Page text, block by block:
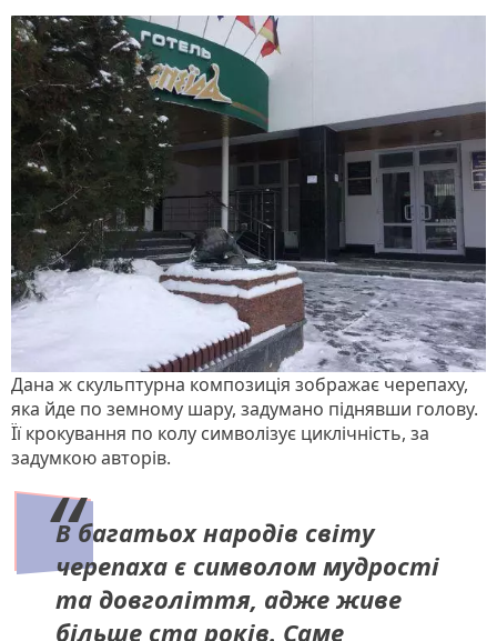
Дана ж скульптурна композиція зображає черепаху,
яка йде по земному шару, задумано піднявши голову.
Її крокування по колу символізує циклічність, за
задумкою авторів.
В багатьох народів світу
черепаха є символом мудрості
та довголіття, адже живе
більше ста років. Саме